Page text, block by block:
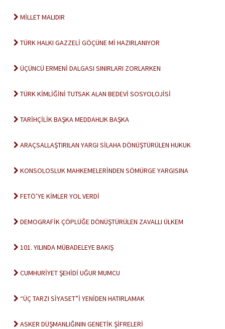
MİLLET MALIDIR
TÜRK HALKI GAZZELİ GÖÇÜNE Mİ HAZIRLANIYOR
ÜÇÜNCÜ ERMENİ DALGASI SINIRLARI ZORLARKEN
TÜRK KİMLİĞİNİ TUTSAK ALAN BEDEVİ SOSYOLOJİSİ
TARİHÇİLİK BAŞKA MEDDAHLIK BAŞKA
ARAÇSALLAŞTIRILAN YARGI SİLAHA DÖNÜŞTÜRÜLEN HUKUK
KONSOLOSLUK MAHKEMELERİNDEN SÖMÜRGE YARGISINA
FETÖ’YE KİMLER YOL VERDİ
DEMOGRAFİK ÇÖPLÜĞE DÖNÜŞTÜRÜLEN ZAVALLI ÜLKEM
101. YILINDA MÜBADELEYE BAKIŞ
CUMHURİYET ŞEHİDİ UĞUR MUMCU
“ÜÇ TARZI SİYASET”İ YENİDEN HATIRLAMAK
ASKER DÜŞMANLIĞININ GENETİK ŞİFRELERİ